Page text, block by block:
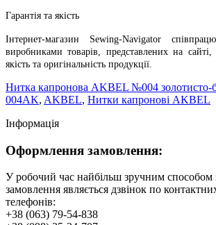
Гарантія та якість
Інтернет-магазин Sewing-Navigator
виробниками товарів, представлених на
якість та оригінальність продукції.
Нитка капронова AKBEL №004 золотисто-
004AK, AKBEL, Нитки капронові AKBEL
Інформація
Оформлення замовлення:
У робочий час найбільш зручним способом
замовлення являється дзвінок по
телефонів:
+38 (063) 79-54-838